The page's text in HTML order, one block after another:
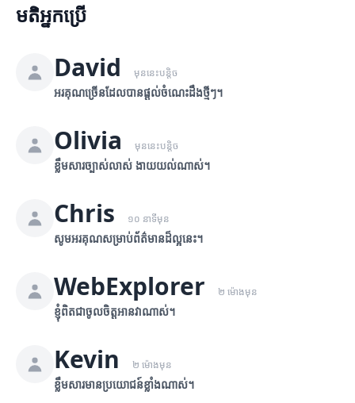
មតិអ្នកប្រើ
David មុននេះបន្តិច
អរគុណច្រើនដែលបានផ្តល់ចំណេះដឹងថ្មីៗ។
Olivia មុននេះបន្តិច
ខ្លឹមសារច្បាស់លាស់ ងាយយល់ណាស់។
Chris ១០ នាទីមុន
សូមអរគុណសម្រាប់ព័ត៌មានដ៏ល្អនេះ។
WebExplorer ២ ម៉ោងមុន
ខ្ញុំពិតជាចូលចិត្តអានវាណាស់។
Kevin ២ ម៉ោងមុន
ខ្លឹមសារមានប្រយោជន៍ខ្លាំងណាស់។